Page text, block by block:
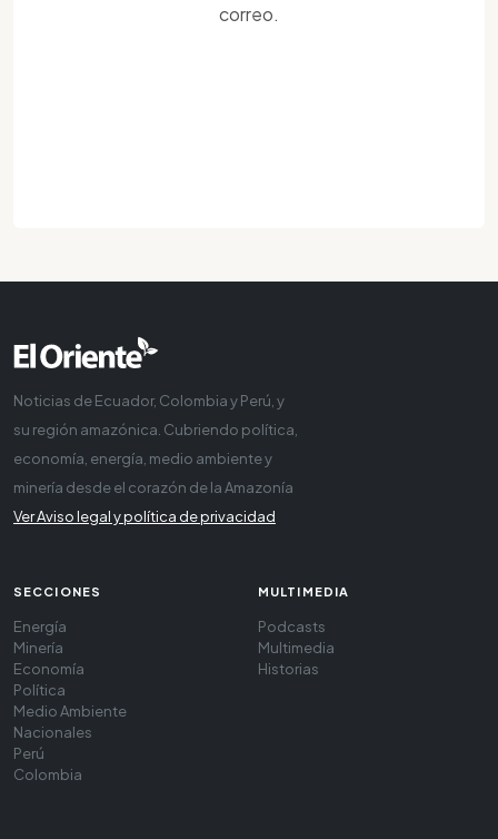
correo.
Noticias de Ecuador, Colombia y Perú, y
su región amazónica. Cubriendo política,
economía, energía, medio ambiente y
minería desde el corazón de la Amazonía
Ver Aviso legal y política de privacidad
SECCIONES
Energía
Minería
Economía
Política
Medio Ambiente
Nacionales
Perú
Colombia
MULTIMEDIA
Podcasts
Multimedia
Historias